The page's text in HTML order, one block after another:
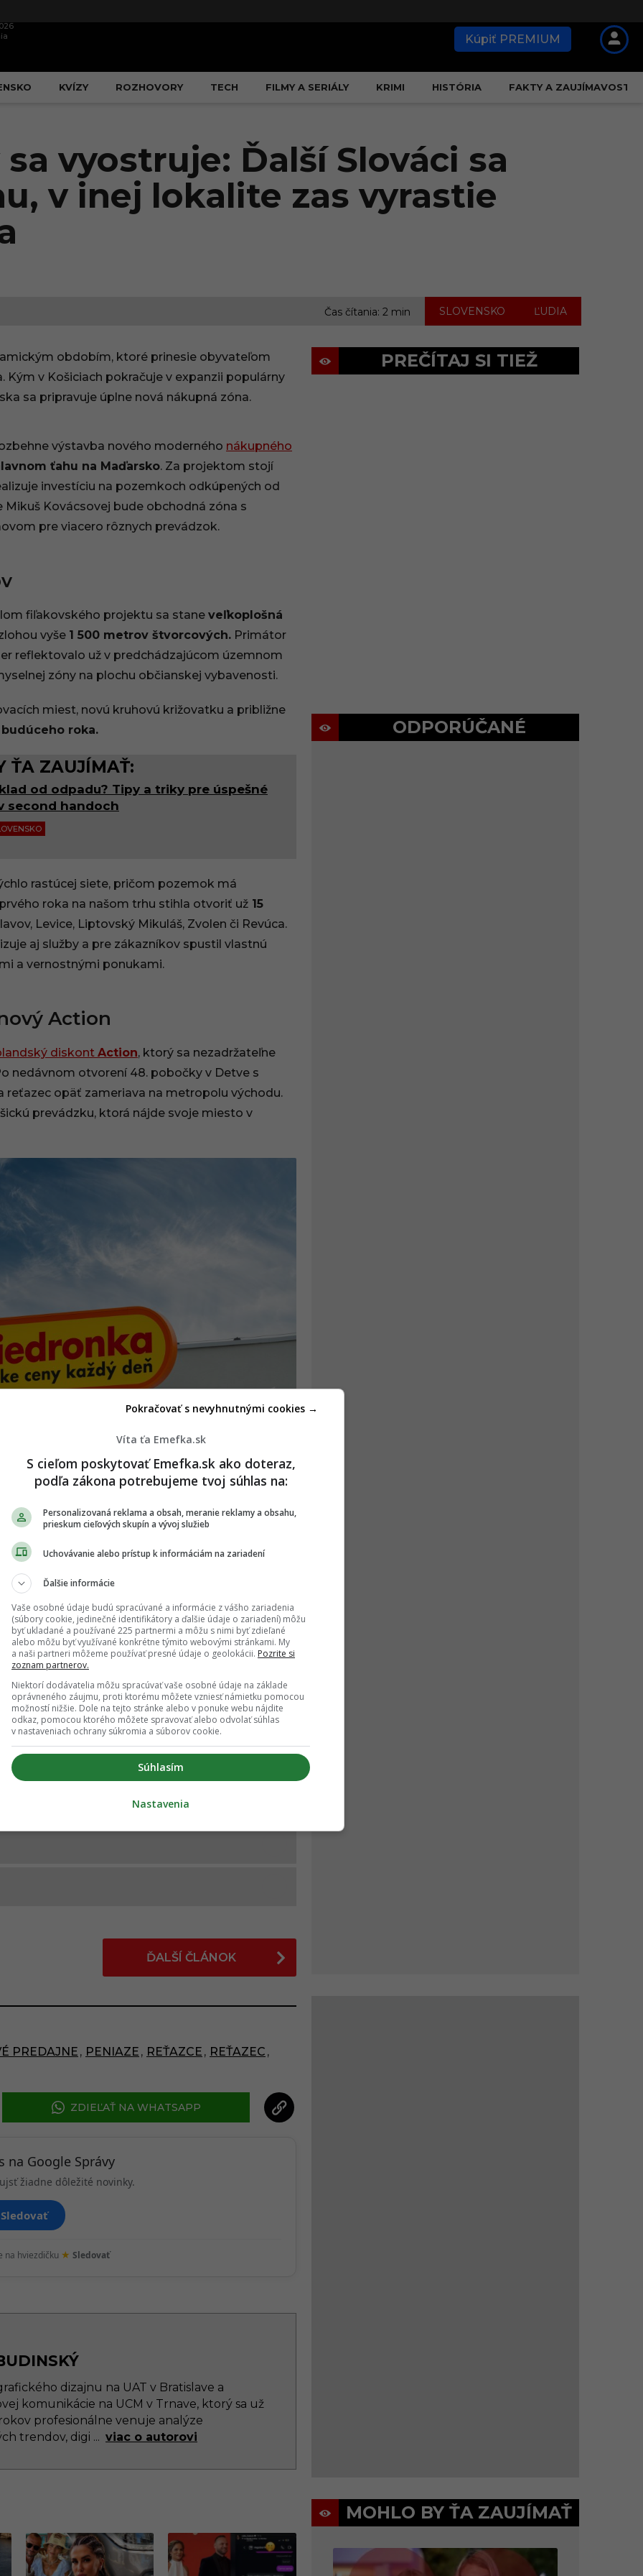
Kúpiť PREMIUM
KVÍZY ROZHOVORY TECH FILMY A SERIÁLY KRIMI HISTÓRIA FAKTY A ZAUJÍMAVOSTI
vyostruje: Ďalší Slováci sa
v inej lokalite zas vyrastie
Čas čítania: 2 min SLOVENSKO ĽUDIA
obdobím, ktoré prinesie obyvateľom
v Košiciach pokračuje v expanzii populárny
sa pripravuje úplne nová nákupná zóna.
výstavba nového moderného nákupného
ťahu na Maďarsko. Za projektom stojí
investíciu na pozemkoch odkúpených od
Kovácsovej bude obchodná zóna s
pre viacero rôznych prevádzok.
fiľakovského projektu sa stane veľkoplošná
vyše 1 500 metrov štvorcových. Primátor
reflektovalo už v predchádzajúcom územnom
zóny na plochu občianskej vybavenosti.
miest, novú kruhovú križovatku a približne
roka.
ŤA ZAUJÍMAŤ:
od odpadu? Tipy a triky pre úspešné
second handoch
rastúcej siete, pričom pozemok má
roka na našom trhu stihla otvoriť už 15
Levice, Liptovský Mikuláš, Zvolen či Revúca.
aj služby a pre zákazníkov spustil vlastnú
a vernostnými ponukami.
Action
diskont Action, ktorý sa nezadržateľne
nedávnom otvorení 48. pobočky v Detve s
opäť zameriava na metropolu východu.
prevádzku, ktorá nájde svoje miesto v
predajne v Obchodnej galérii Naša na
Action si slovenských zákazníkov
meniaceho sortimentu, vrámci ktorého
produktov zo 14 kategórií.
aj finančné ukazovatele spoločnosti. Len rok
zaznamenal Action tržby presahujúce75
eur. Obyvatelia Slovenska tak vďaka obom
a dostupné nákupy priamo vo svojich
v Actione?
ĎALŠÍ ČLÁNOK
PREDAJNE , PENIAZE , REŤAZCE , REŤAZEC ,
ZDIEĽAŤ NA WHATSAPP
na Google Správy
žiadne dôležité novinky.
Sledovať
na hviezdičku ★ Sledovať
dizajnu na UAT v Bratislave a
komunikácie na UCM v Trnave, ktorý sa už
profesionálne venuje analýze
trendov, digi ... viac o autorovi
PREČÍTAJ SI TIEŽ
ODPORÚČANÉ
MOHLO BY ŤA ZAUJÍMAŤ
Víta ťa Emefka.sk
S cieľom poskytovať Emefka.sk ako doteraz,
podľa zákona potrebujeme tvoj súhlas na:
Personalizovaná reklama a obsah, meranie reklamy a obsahu,
prieskum cieľových skupín a vývoj služieb
Uchovávanie alebo prístup k informáciám na zariadení
Ďalšie informácie
Vaše osobné údaje budú spracúvané a informácie z vášho zariadenia
(súbory cookie, jedinečné identifikátory a ďalšie údaje o zariadení) môžu
byť ukladané a používané 225 partnermi a môžu s nimi byť zdieľané
alebo môžu byť využívané konkrétne týmito webovými stránkami. My
a naši partneri môžeme používať presné údaje o geolokácii. Pozrite si
zoznam partnerov.
Niektorí dodávatelia môžu spracúvať vaše osobné údaje na základe
oprávneného záujmu, proti ktorému môžete vzniesť námietku pomocou
možností nižšie. Dole na tejto stránke alebo v ponuke webu nájdite
odkaz, pomocou ktorého môžete spravovať alebo odvolať súhlas
v nastaveniach ochrany súkromia a súborov cookie.
Súhlasím
Pokračovať s nevyhnutnými cookies →
Nastavenia